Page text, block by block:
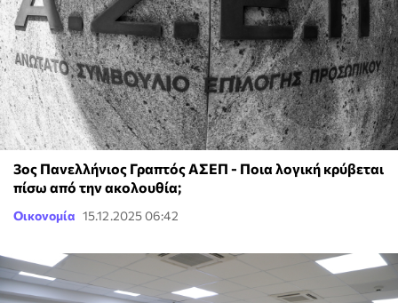
3ος Πανελλήνιος Γραπτός ΑΣΕΠ - Ποια λογική κρύβεται
πίσω από την ακολουθία;
Οικονομία 15.12.2025 06:42